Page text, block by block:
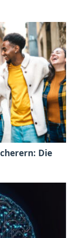
Die